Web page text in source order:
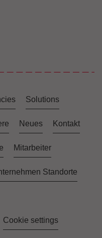
Solutions
Neues Kontakt
Mitarbeiter
Standorte
Cookie settings